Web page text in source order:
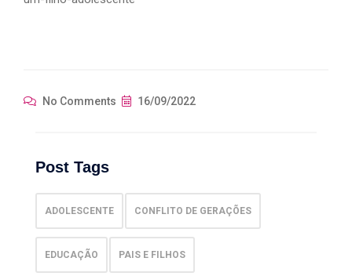
No Comments 16/09/2022
Post Tags
ADOLESCENTE CONFLITO DE GERAÇÕES
EDUCAÇÃO PAIS E FILHOS